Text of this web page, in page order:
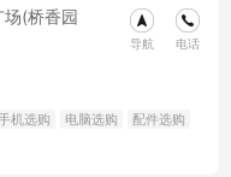
(桥香园
导航 电话
机选购 电脑选购
配件选购